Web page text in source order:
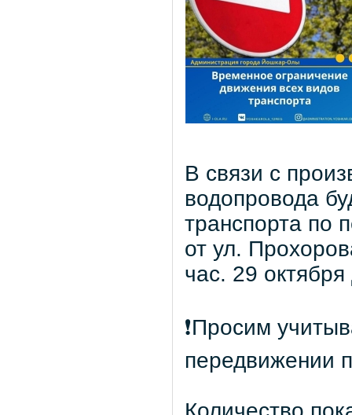
В связи с
водопровода
транспорта по
от ул.
час. 29
❗️Просим
передвижении